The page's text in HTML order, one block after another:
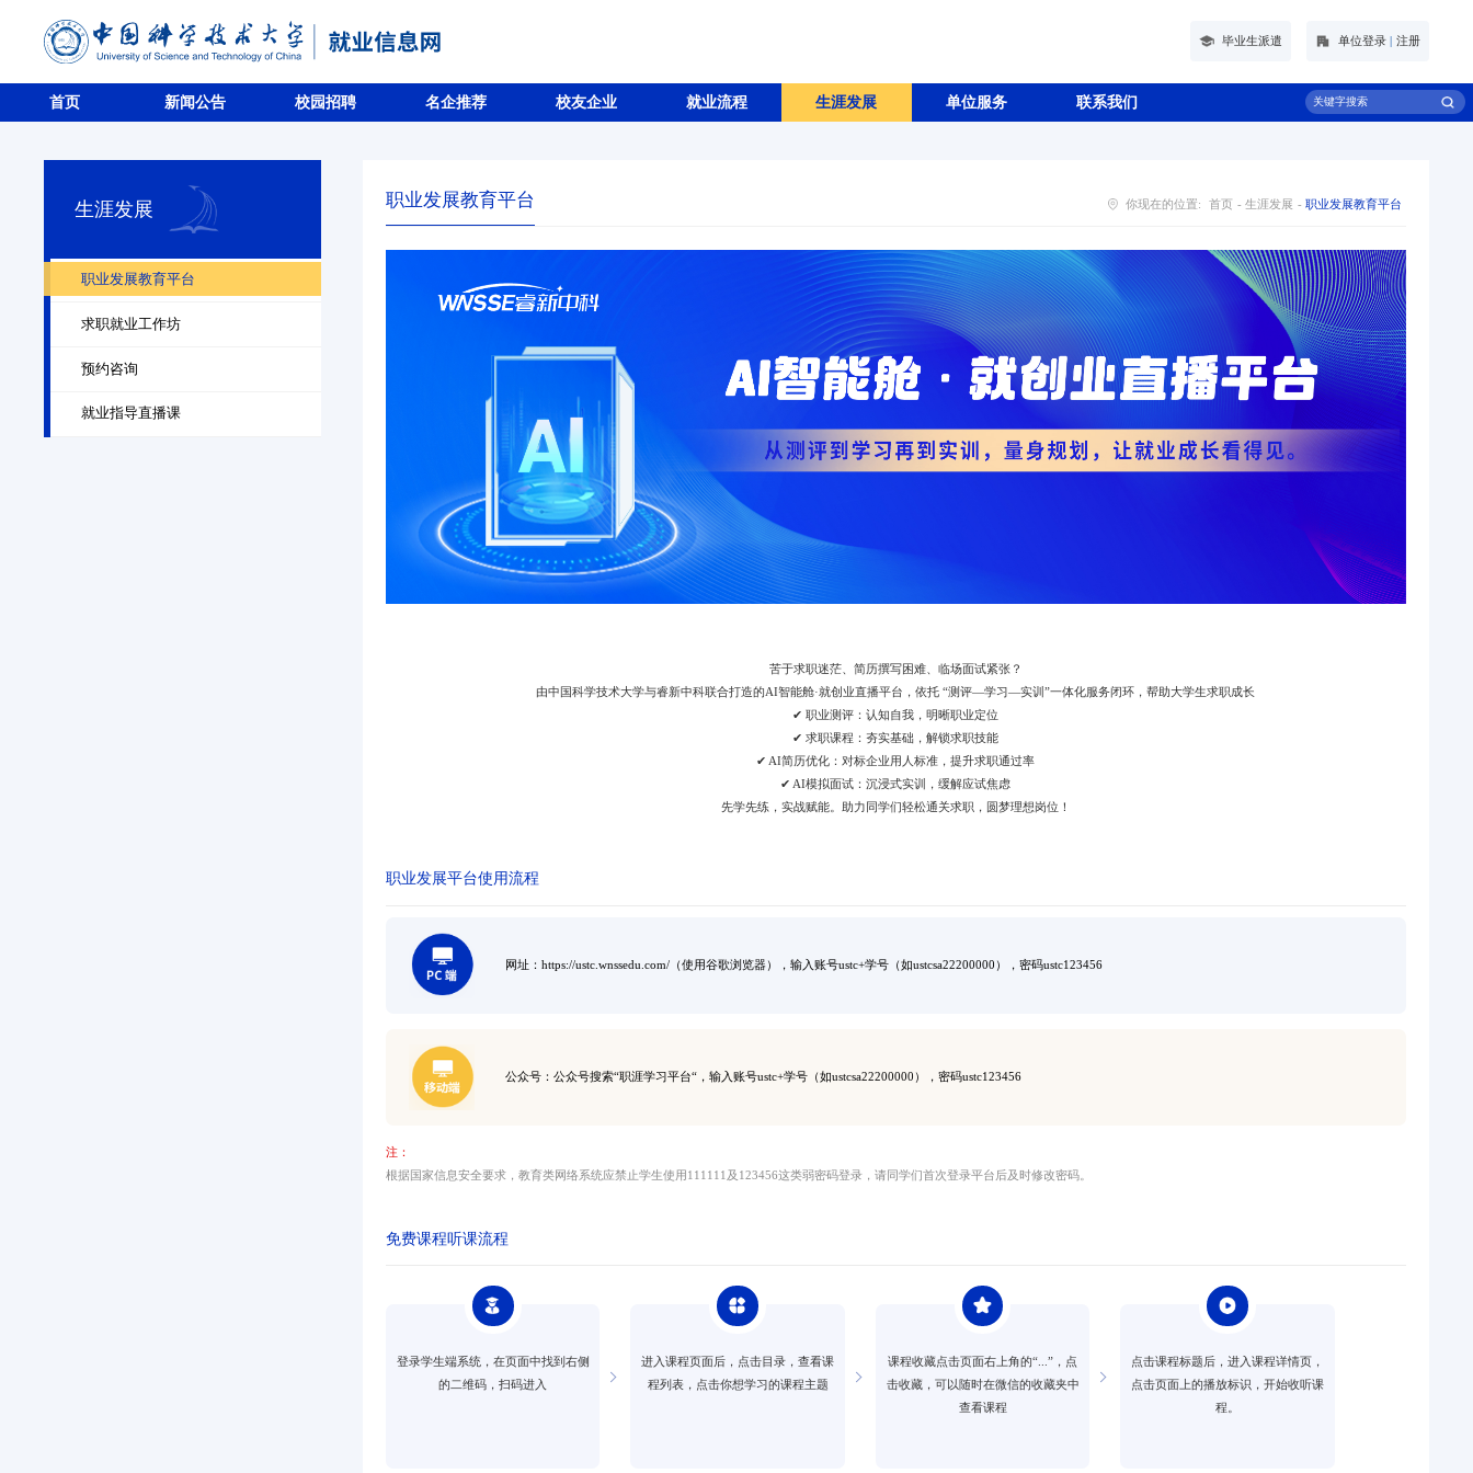
毕业生派遣 单位登录 注册
首页 新闻公告 校园招聘 名企推荐 校友企业 就业流程 生涯发展 单位服务 联系我们
生涯发展
职业发展教育平台
求职就业工作坊
预约咨询
就业指导直播课
职业发展教育平台 你现在的位置: 首页 - 生涯发展 - 职业发展教育平台
苦于求职迷茫、简历撰写困难、临场面试紧张？
由中国科学技术大学与睿新中科联合打造的AI智能舱·就创业直播平台，依托 “测评—学习—实训”一体化服务闭环，帮助大学生求职成长
✔ 职业测评：认知自我，明晰职业定位
✔ 求职课程：夯实基础，解锁求职技能
✔ AI简历优化：对标企业用人标准，提升求职通过率
✔ AI模拟面试：沉浸式实训，缓解应试焦虑
先学先练，实战赋能。助力同学们轻松通关求职，圆梦理想岗位！
职业发展平台使用流程
网址：https://ustc.wnssedu.com/（使用谷歌浏览器），输入账号ustc+学号（如ustcsa22200000），密码ustc123456
公众号：公众号搜索“职涯学习平台“，输入账号ustc+学号（如ustcsa22200000），密码ustc123456
注：
根据国家信息安全要求，教育类网络系统应禁止学生使用111111及123456这类弱密码登录，请同学们首次登录平台后及时修改密码。
免费课程听课流程
登录学生端系统，在页面中找到右侧
的二维码，扫码进入
进入课程页面后，点击目录，查看课
程列表，点击你想学习的课程主题
课程收藏点击页面右上角的“...”，点
击收藏，可以随时在微信的收藏夹中
查看课程
点击课程标题后，进入课程详情页，
点击页面上的播放标识，开始收听课
程。